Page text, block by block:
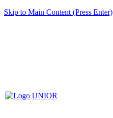
Skip to Main Content (Press Enter)